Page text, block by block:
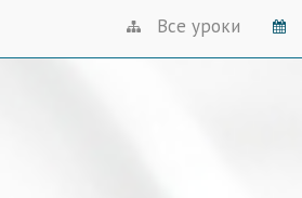
Все уроки